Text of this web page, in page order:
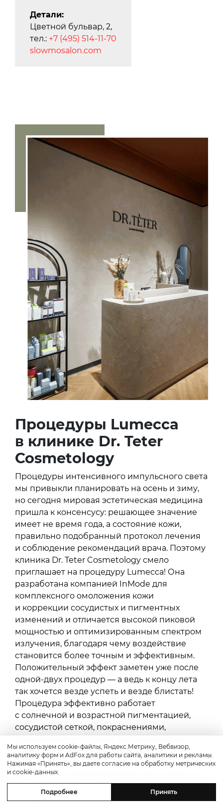
Детали:
Цветной бульвар, 2,
тел.: +7 (495) 514-11-70
slowmosalon.com
Процедуры Lumecca
в клинике Dr. Teter
Cosmetology
Процедуры интенсивного импульсного света
мы привыкли планировать на осень и зиму,
но сегодня мировая эстетическая медицина
пришла к консенсусу: решающее значение
имеет не время года, а состояние кожи,
правильно подобранный протокол лечения
и соблюдение рекомендаций врача. Поэтому
клиника Dr. Teter Cosmetology смело
приглашает на процедуру Lumecca! Она
разработана компанией InMode для
комплексного омоложения кожи
и коррекции сосудистых и пигментных
изменений и отличается высокой пиковой
мощностью и оптимизированным спектром
излучения, благодаря чему воздействие
становится более точным и эффективным.
Положительный эффект заметен уже после
одной-двух процедур — а ведь к концу лета
так хочется везде успеть и везде блистать!
Процедура эффективно работает
с солнечной и возрастной пигментацией,
сосудистой сеткой, покраснениями,
капиллярами и последствиями
фотостарения. Кроме того, она максимально
комфортна: увеличенный размер светового
пятна позволяет быстрее обрабатывать
большие участки кожи, а встроенная
Мы используем cookie-файлы, Яндекс.Метрику, Вебвизор,
аналитику форм и AdFox для работы сайта, аналитики и рекламы.
Нажимая «Принять», вы даете согласие на обработку метрических
и cookie-данных.
Подробнее Принять